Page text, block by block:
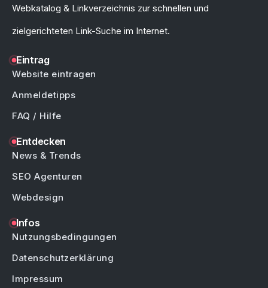
Webkatalog & Linkverzeichnis zur schnellen und
zielgerichteten Link-Suche im Internet.
Eintrag
Website eintragen
Anmeldetipps
FAQ / Hilfe
Entdecken
News & Trends
SEO Agenturen
Webdesign
Infos
Nutzungsbedingungen
Datenschutzerklärung
Impressum